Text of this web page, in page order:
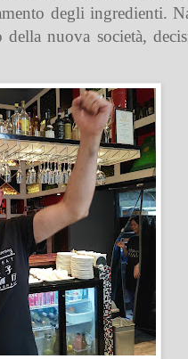
degli ingredienti.
della nuova società,